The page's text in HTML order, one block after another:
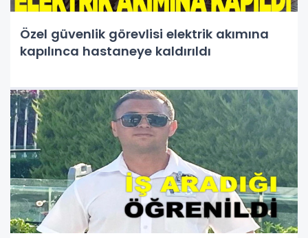
Özel güvenlik görevlisi elektrik akımına
kapılınca hastaneye kaldırıldı